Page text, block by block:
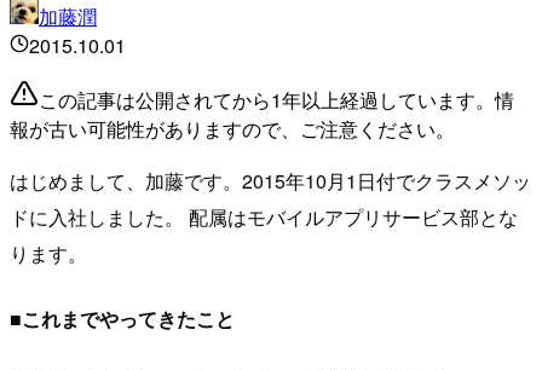
加藤潤
2015.10.01
この記事は公開されてから1年以上経過しています。情
報が古い可能性がありますので、ご注意ください。
はじめまして、加藤です。2015年10月1日付でクラスメソッ
ドに入社しました。 配属はモバイルアプリサービス部とな
ります。
■これまでやってきたこと